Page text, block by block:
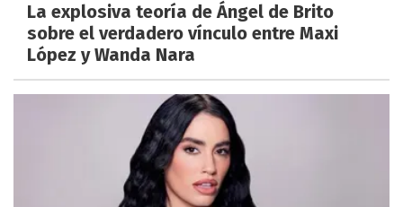
La explosiva teoría de Ángel de Brito
sobre el verdadero vínculo entre Maxi
López y Wanda Nara